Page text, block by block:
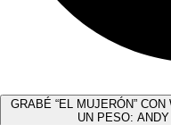
GRABÉ “EL MUJERÓN”
UN PESO: